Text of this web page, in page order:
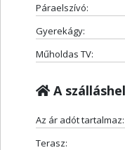
Páraelszívó:
Gyerekágy:
Műholdas TV:
A
Az ár adót tartalmaz:
Terasz: